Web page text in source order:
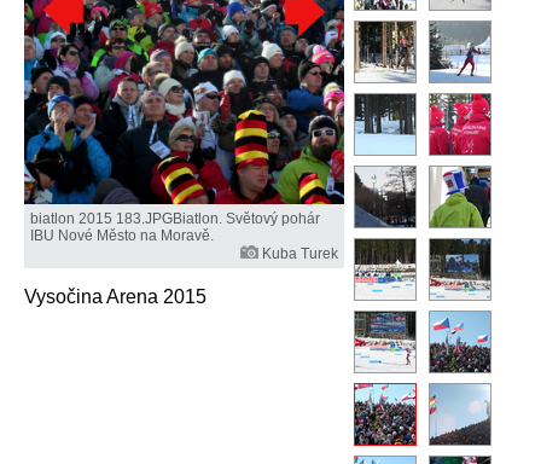
biatlon 2015 183.JPGBiatlon. Světový pohár
IBU Nové Město na Moravě.
Kuba Turek
Vysočina Arena 2015